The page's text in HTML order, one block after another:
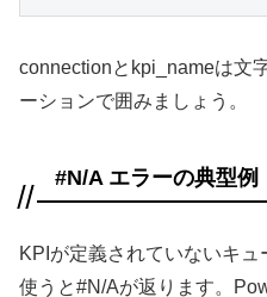
connectionとkpi_nameは文
ーションで囲みましょう。
#N/A エラーの典型例
KPIが定義されていないキ
使うと#N/Aが返ります。